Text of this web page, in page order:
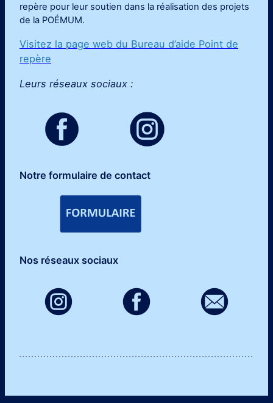
repère pour leur soutien dans la réalisation des projets
de la POÉMUM.
Visitez la page web du Bureau d’aide Point de
repère
Leurs réseaux sociaux :
Notre formulaire de contact
Nos réseaux sociaux